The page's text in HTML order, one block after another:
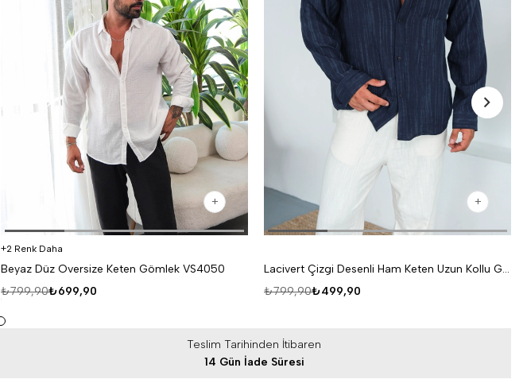
2 Renk Daha
Beyaz Düz Oversize Keten Gömlek VS4050
₺699,90
₺799,90
Lacivert Çizgi Desenli Ham Keten Uzun Kollu Gömlek VS4049
₺499,90
₺799,90
Teslim Tarihinden İtibaren
14 Gün İade Süresi